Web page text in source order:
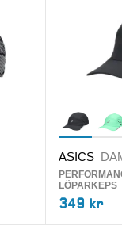
ASICS
LÖPARKEPS
349 kr